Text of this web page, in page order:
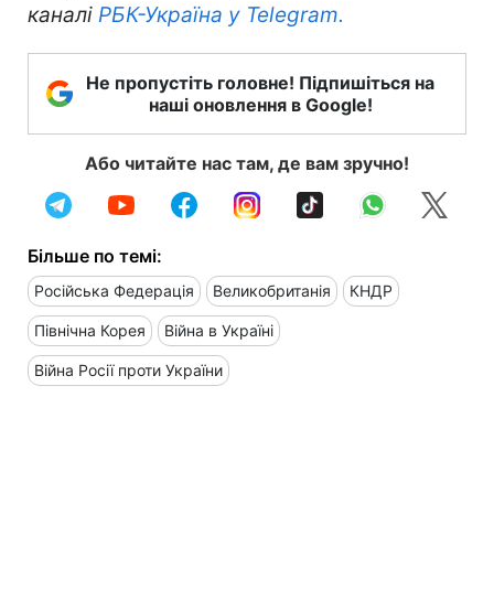
каналі РБК-Україна у Telegram.
Не пропустіть головне! Підпишіться на
наші оновлення в Google!
Або читайте нас там, де вам зручно!
Більше по темі:
Російська Федерація Великобританія КНДР
Північна Корея Війна в Україні
Війна Росії проти України